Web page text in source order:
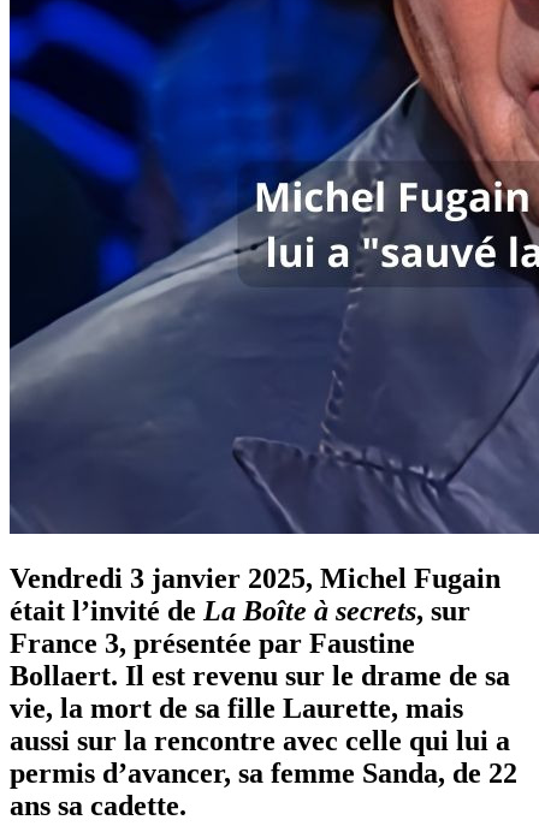
Vendredi 3 janvier 2025, Michel Fugain
était l’invité de La Boîte à secrets, sur
France 3, présentée par Faustine
Bollaert. Il est revenu sur le drame de sa
vie, la mort de sa fille Laurette, mais
aussi sur la rencontre avec celle qui lui a
permis d’avancer, sa femme Sanda, de 22
ans sa cadette.